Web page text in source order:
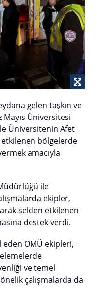
gelen taşkın ve
Üniversitesi
Üniversitenin Afet
bölgelerde
amacıyla
ile
ekipler,
selden etkilenen
destek verdi.
OMÜ ekipleri,
ve temel
çalışmalarda da